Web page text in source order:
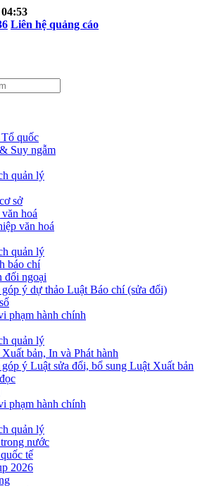
Liên hệ quảng cáo
quốc
Suy ngẫm
quản lý
sở
hoá
văn hoá
quản lý
báo chí
đối ngoại
ý dự thảo Luật Báo chí (sửa đổi)
phạm hành chính
quản lý
bản, In và Phát hành
ý Luật sửa đổi, bổ sung Luật Xuất bản
phạm hành chính
quản lý
nước
tế
2026